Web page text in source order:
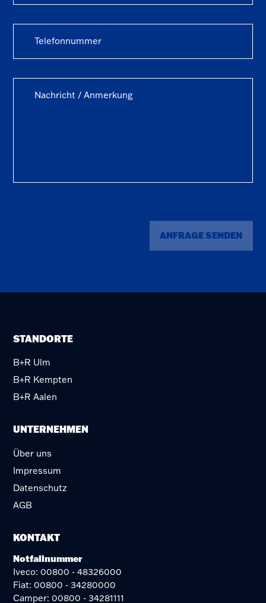
ANFRAGE SENDEN
STANDORTE
B+R Ulm
B+R Kempten
B+R Aalen
UNTERNEHMEN
Über uns
Impressum
Datenschutz
AGB
KONTAKT
Notfallnummer
Iveco: 00800 - 48326000
Fiat: 00800 - 34280000
Camper: 00800 - 34281111